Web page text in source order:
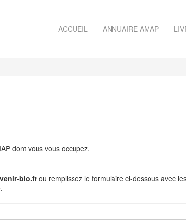
ACCUEIL ANNUAIRE AMAP
dont vous vous occupez.
bio.frou remplissez le formulaire ci-dessous avec les